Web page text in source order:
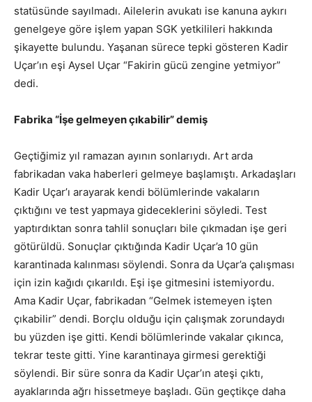
statüsünde sayılmadı. Ailelerin avukatı ise kanuna aykırı
genelgeye göre işlem yapan SGK yetkilileri hakkında
şikayette bulundu. Yaşanan sürece tepki gösteren Kadir
Uçar’ın eşi Aysel Uçar “Fakirin gücü zengine yetmiyor”
dedi.
Fabrika “İşe gelmeyen çıkabilir” demiş
Geçtiğimiz yıl ramazan ayının sonlarıydı. Art arda
fabrikadan vaka haberleri gelmeye başlamıştı. Arkadaşları
Kadir Uçar’ı arayarak kendi bölümlerinde vakaların
çıktığını ve test yapmaya gideceklerini söyledi. Test
yaptırdıktan sonra tahlil sonuçları bile çıkmadan işe geri
götürüldü. Sonuçlar çıktığında Kadir Uçar’a 10 gün
karantinada kalınması söylendi. Sonra da Uçar’a çalışması
için izin kağıdı çıkarıldı. Eşi işe gitmesini istemiyordu.
Ama Kadir Uçar, fabrikadan “Gelmek istemeyen işten
çıkabilir” dendi. Borçlu olduğu için çalışmak zorundaydı
bu yüzden işe gitti. Kendi bölümlerinde vakalar çıkınca,
tekrar teste gitti. Yine karantinaya girmesi gerektiği
söylendi. Bir süre sonra da Kadir Uçar’ın ateşi çıktı,
ayaklarında ağrı hissetmeye başladı. Gün geçtikçe daha